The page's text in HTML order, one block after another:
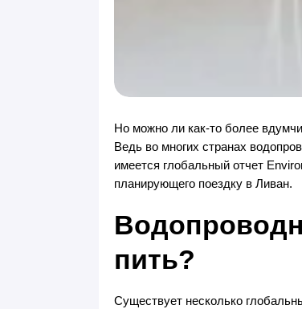
Но можно ли как-то более
Ведь во многих странах
имеется глобальный отчет
планирующего поездку в Ливан.
пить?
Существует несколько